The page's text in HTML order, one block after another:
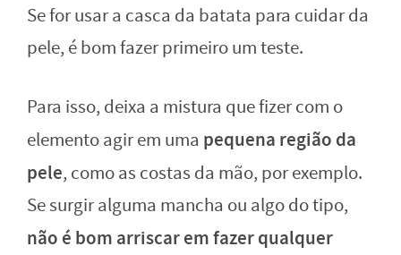
Se for usar a casca da batata para cuidar da
pele, é bom fazer primeiro um teste.
Para isso, deixa a mistura que fizer com o
elemento agir em uma pequena região da
pele, como as costas da mão, por exemplo.
Se surgir alguma mancha ou algo do tipo,
não é bom arriscar em fazer qualquer